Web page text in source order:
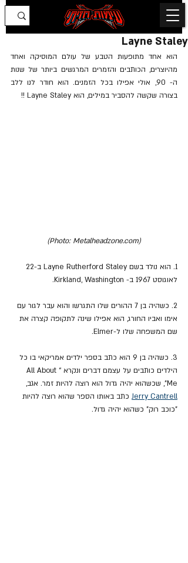
Layne Staley
בצורה שקשה להסביר במילים, הוא Layne Staley !!
(Photo: Metalheadzone.com)
לאוגוסט 1967 ב- Kirkland, Washington.
2. כשהיה בן 7 ההורים שלו התגרשו והוא עבר לגור עם
אימו ואביו החורג, הוא אפילו שינה לתקופה קצרה את
שם המשפחה שלו ל-Elmer.
3. כשהיה בן 9 הוא כתב בספר ילדים אמריקאי בו כל
הילדים כותבים על עצמם דברים ונקרא “All About
Me”, שכשהוא יהיה גדול הוא רוצה להיות זמר. אגב,
Jerry Cantrell כתב באותו הספר שהוא רוצה להיות
"כוכב רוק" כשהוא יהיה גדול.